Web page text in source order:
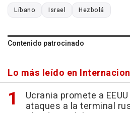
Líbano Israel Hezbolá
Contenido patrocinado
Lo más leído en
Ucrania promete a
ataques a la terminal